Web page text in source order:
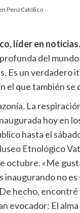
Perú Católico
líder en noticias.
del
Es un verdadero
el que también
La
hoy en
hasta el
Etnológico
octubre. «Me
inaugurando no
hecho,
evocador: El